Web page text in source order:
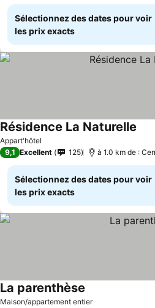
Sélectionnez des dates pour voir
les prix exacts
Appart'hôtel
Résidence La Naturelle
9,1 Excellent 125 à 1.0 km de :
Sélectionnez des dates pour voir
les prix exacts
Maison/appartement entier
La parenthèse